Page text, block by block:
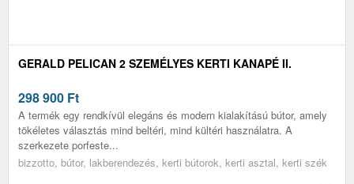
GERALD PELICAN 2 SZEMÉLYES KERTI KANAPÉ II.
298 900 Ft
A termék egy rendkívül elegáns és modern kialakítású bútor, amely
tökéletes választás mind beltéri, mind kültéri használatra. A
szerkezete porfeste...
bizzotto, bútor, lakberendezés, kerti bútorok, kerti asztal, kerti szék